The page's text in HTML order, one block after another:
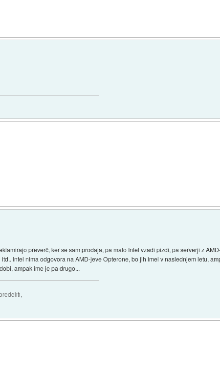
preverč, ker se sam prodaja, pa malo Intel vzadi pizdi, pa serverji z
Intel nima odgovora na AMD-jeve Opterone, bo jih imel v naslednjem letu,
ampak ime je pa drugo...